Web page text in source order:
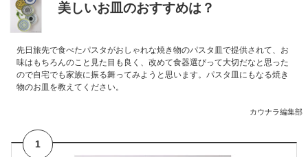
美しいお皿のおすすめは？
先日旅先で食べたパスタがおしゃれな焼き物のパスタ皿で提供されて、お
味はもちろんのこと見た目も良く、改めて食器選びって大切だなと思った
ので自宅でも家族に振る舞ってみようと思います。パスタ皿にもなる焼き
物のお皿を教えてください。
カウナラ編集部
1